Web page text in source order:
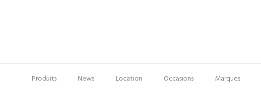
Pied
Menu
Produits News Location Occasions Marques